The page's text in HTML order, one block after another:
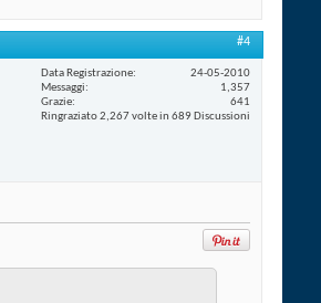
#4
Data Registrazione
24-05-2010
Messaggi
1,357
Grazie
641
Ringraziato 2,267 volte in 689 Discussioni